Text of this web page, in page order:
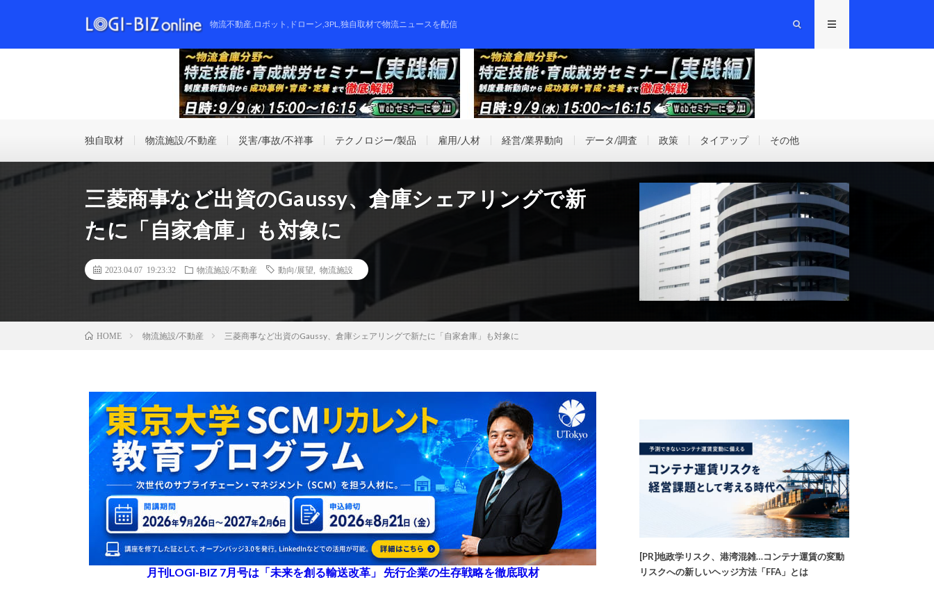
物流不動産,ロボット,ドローン,3PL,独自取材で物流ニュースを配信
独自取材 物流施設/不動産 災害/事故/不祥事 テクノロジー/製品 雇用/人材 経営/業界動向 データ/調査 政策 タイアップ その他
三菱商事など出資のGaussy、倉庫シェアリングで新
たに「自家倉庫」も対象に
2023.04.07 19:23:32 物流施設/不動産 動向/展望 物流施設
HOME 物流施設/不動産 三菱商事など出資のGaussy、倉庫シェアリングで新たに「自家倉庫」も対象に
月刊LOGI-BIZ 7月号は「未来を創る輸送改革」 先行企業の生存戦略を徹底取材
[PR]地政学リスク、港湾混雑…コンテナ運賃の変動
リスクへの新しいヘッジ方法「FFA」とは